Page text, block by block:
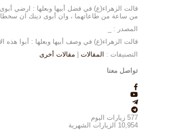
قالت الزهراء(ع) في فضل أبيها وبعلها : ارضي
من ساعة من طاعاتهما ، وان أبوى دينك ان سخطا
المصدر : _
قالت الزهراء(ع) في وصف أبيها وبعلها : أبوا هذه
التصنيفات : المقالات مقالات أخرى
تواصل معنا
577 زيارات اليوم
10,954
الزيارات الشهرية